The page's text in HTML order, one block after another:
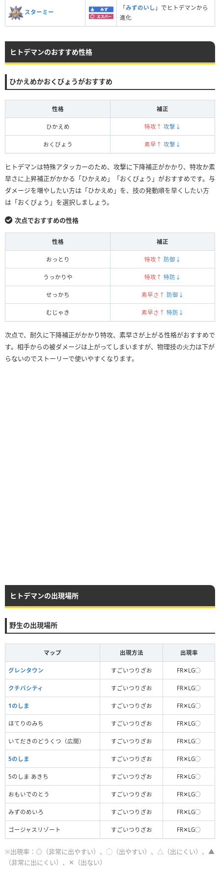
スターミー
「みずのいし 」でヒトデマンから
進化
ヒトデマンのおすすめ性格
ひかえめかおくびょうがおすすめ
性格 補正
ひかえめ 特攻↑ 攻撃↓
おくびょう 素早↑ 攻撃↓
ヒトデマンは特殊アタッカーのため、攻撃に下降補正がかかり、特攻か素
早さに上昇補正がかかる「ひかえめ」「おくびょう」がおすすめです。与
ダメージを増やしたい方は「ひかえめ」を、技の発動順を早くしたい方
は「おくびょう」を選択しましょう。
次点でおすすめの性格
性格 補正
おっとり 特攻↑ 防御↓
うっかりや 特攻↑ 特防↓
せっかち 素早さ↑ 防御↓
むじゃき 素早さ↑ 特防↓
次点で、耐久に下降補正がかかり特攻、素早さが上がる性格がおすすめで
す。相手からの被ダメージは上がってしまいますが、物理技の火力は下が
らないのでストーリーで使いやすくなります。
ヒトデマンの出現場所
野生の出現場所
マップ 出現方法 出現率
グレンタウン すごいつりざお FR✕LG◯
クチバシティ すごいつりざお FR✕LG◯
1のしま すごいつりざお FR✕LG◯
ほてりのみち すごいつりざお FR✕LG◯
いてだきのどうくつ（広間） すごいつりざお FR✕LG◯
5のしま すごいつりざお FR✕LG◯
5のしま あきち すごいつりざお FR✕LG◯
おもいでのとう すごいつりざお FR✕LG◯
みずのめいろ すごいつりざお FR✕LG◯
ゴージャスリゾート すごいつりざお FR✕LG◯
※出現率：◎（非常に出やすい）、◯（出やすい）、△（出にくい）、▲
（非常に出にくい）、✕（出ない）